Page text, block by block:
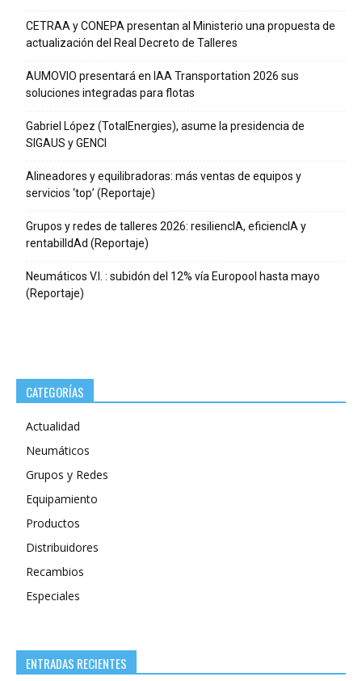
CETRAA y CONEPA presentan al Ministerio una propuesta de
actualización del Real Decreto de Talleres
AUMOVIO presentará en IAA Transportation 2026 sus
soluciones integradas para flotas
Gabriel López (TotalEnergies), asume la presidencia de
SIGAUS y GENCI
Alineadores y equilibradoras: más ventas de equipos y
servicios ‘top’ (Reportaje)
Grupos y redes de talleres 2026: resiliencIA, eficiencIA y
rentabilIdAd (Reportaje)
Neumáticos V.I. : subidón del 12% vía Europool hasta mayo
(Reportaje)
CATEGORÍAS
Actualidad
Neumáticos
Grupos y Redes
Equipamiento
Productos
Distribuidores
Recambios
Especiales
ENTRADAS RECIENTES